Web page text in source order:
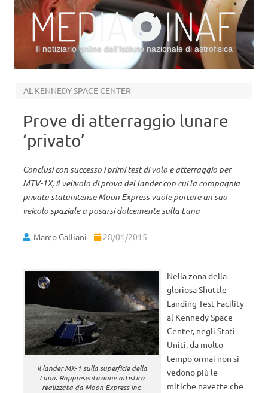
Il notiziario online dell’Istituto nazionale di astrofisica
AL KENNEDY SPACE CENTER
Prove di atterraggio lunare
‘privato’
Conclusi con successo i primi test di volo e atterraggio per
MTV-1X, il velivolo di prova del lander con cui la compagnia
privata statunitense Moon Express vuole portare un suo
veicolo spaziale a posarsi dolcemente sulla Luna
Marco Galliani 28/01/2015
Il lander MX-1 sulla superficie della
Luna. Rappresentazione artistica
realizzata da Moon Express Inc.
Nella zona della
gloriosa Shuttle
Landing Test Facility
al Kennedy Space
Center, negli Stati
Uniti, da molto
tempo ormai non si
vedono più le
mitiche navette che